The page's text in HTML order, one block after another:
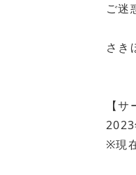
ご迷
さき
【
※現